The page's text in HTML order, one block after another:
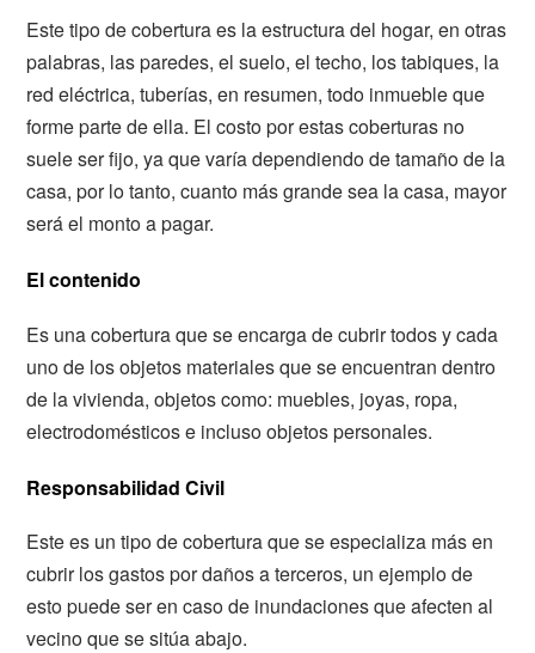
Este tipo de cobertura es la estructura del hogar, en otras
palabras, las paredes, el suelo, el techo, los tabiques, la
red eléctrica, tuberías, en resumen, todo inmueble que
forme parte de ella. El costo por estas coberturas no
suele ser fijo, ya que varía dependiendo de tamaño de la
casa, por lo tanto, cuanto más grande sea la casa, mayor
será el monto a pagar.
El contenido
Es una cobertura que se encarga de cubrir todos y cada
uno de los objetos materiales que se encuentran dentro
de la vivienda, objetos como: muebles, joyas, ropa,
electrodomésticos e incluso objetos personales.
Responsabilidad Civil
Este es un tipo de cobertura que se especializa más en
cubrir los gastos por daños a terceros, un ejemplo de
esto puede ser en caso de inundaciones que afecten al
vecino que se sitúa abajo.